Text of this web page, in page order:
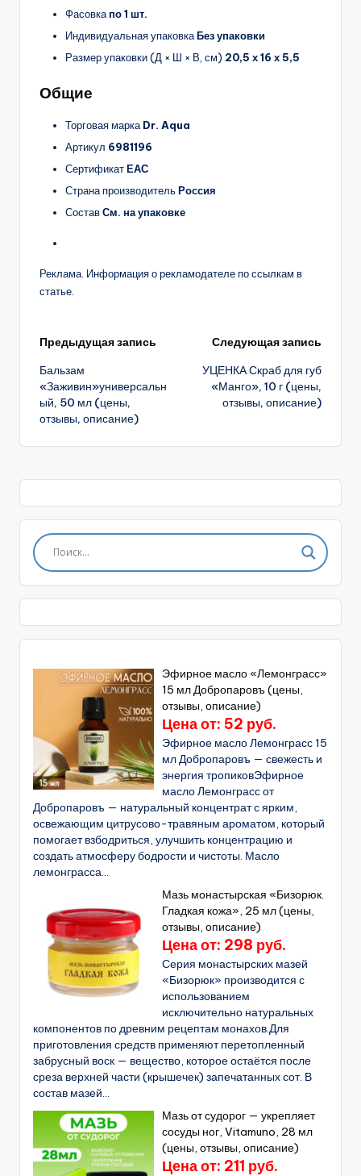
Фасовкапо 1 шт.
Индивидуальная упаковкаБез упаковки
Размер упаковки (Д × Ш × В, см) 20,5 х 16 х 5,5
Общие
Торговая марка Dr. Aqua
Артикул 6981196
СертификатЕАС
Страна производительРоссия
СоставСм. на упаковке
Реклама. Информация о рекламодателе по ссылкам в
статье.
Навигация
записи
Предыдущая запись
Бальзам
«Заживин»универсальн
ый, 50 мл (цены,
отзывы, описание)
Следующая запись
УЦЕНКА Скраб для губ
«Манго», 10 г (цены,
отзывы, описание)
Эфирное масло «Лемонграсс»
15 мл Добропаровъ (цены,
отзывы, описание)
Цена от: 52 руб.
Эфирное масло Лемонграсс 15
мл Добропаровъ — свежесть и
энергия тропиковЭфирное
масло Лемонграсс от
Добропаровъ — натуральный концентрат с ярким,
освежающим цитрусово-травяным ароматом, который
помогает взбодриться, улучшить концентрацию и
создать атмосферу бодрости и чистоты. Масло
лемонграсса...
Мазь монастырская «Бизорюк.
Гладкая кожа», 25 мл (цены,
отзывы, описание)
Цена от: 298 руб.
Серия монастырских мазей
«Бизорюк» производится с
использованием
исключительно натуральных
компонентов по древним рецептам монахов.Для
приготовления средств применяют перетопленный
забрусный воск — вещество, которое остаётся после
среза верхней части (крышечек) запечатанных сот. В
состав мазей...
Мазь от судорог — укрепляет
сосуды ног, Vitamuno, 28 мл
(цены, отзывы, описание)
Цена от: 211 руб.